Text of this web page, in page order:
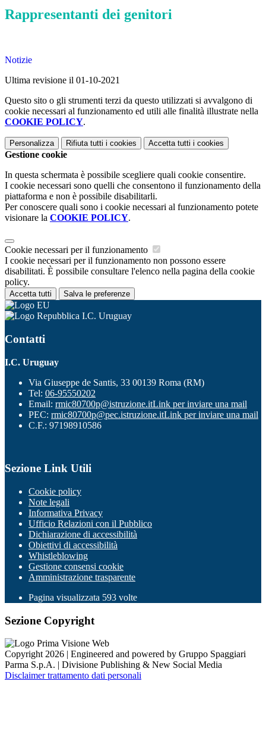
Rappresentanti dei genitori
Notizie
Ultima revisione il 01-10-2021
Questo sito o gli strumenti terzi da questo utilizzati si avvalgono di
cookie necessari al funzionamento ed utili alle finalità illustrate nella
COOKIE POLICY.
Personalizza Rifiuta tutti i cookies Accetta tutti i cookies
Gestione cookie
In questa schermata è possibile scegliere quali cookie consentire.
I cookie necessari sono quelli che consentono il funzionamento della
piattaforma e non è possibile disabilitarli.
Per conoscere quali sono i cookie necessari al funzionamento potete
visionare la COOKIE POLICY.
Cookie necessari per il funzionamento
I cookie necessari per il funzionamento non possono essere
disabilitati. È possibile consultare l'elenco nella pagina della cookie
policy.
Accetta tutti Salva le preferenze
I.C. Uruguay
Contatti
I.C. Uruguay
Via Giuseppe de Santis, 33 00139 Roma (RM)
Tel: 06-95550202
Email: rmic80700p@istruzione.itLink per inviare una mail
PEC: rmic80700p@pec.istruzione.itLink per inviare una mail
C.F.: 97198910586
Sezione Link Utili
Cookie policy
Note legali
Informativa Privacy
Ufficio Relazioni con il Pubblico
Dichiarazione di accessibilità
Obiettivi di accessibilità
Whistleblowing
Gestione consensi cookie
Amministrazione trasparente
Pagina visualizzata 593 volte
Sezione Copyright
Copyright 2026 | Engineered and powered by Gruppo Spaggiari
Parma S.p.A. | Divisione Publishing & New Social Media
Disclaimer trattamento dati personali